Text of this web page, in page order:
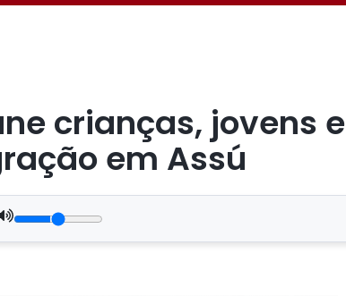
crianças, jovens e
em Assú